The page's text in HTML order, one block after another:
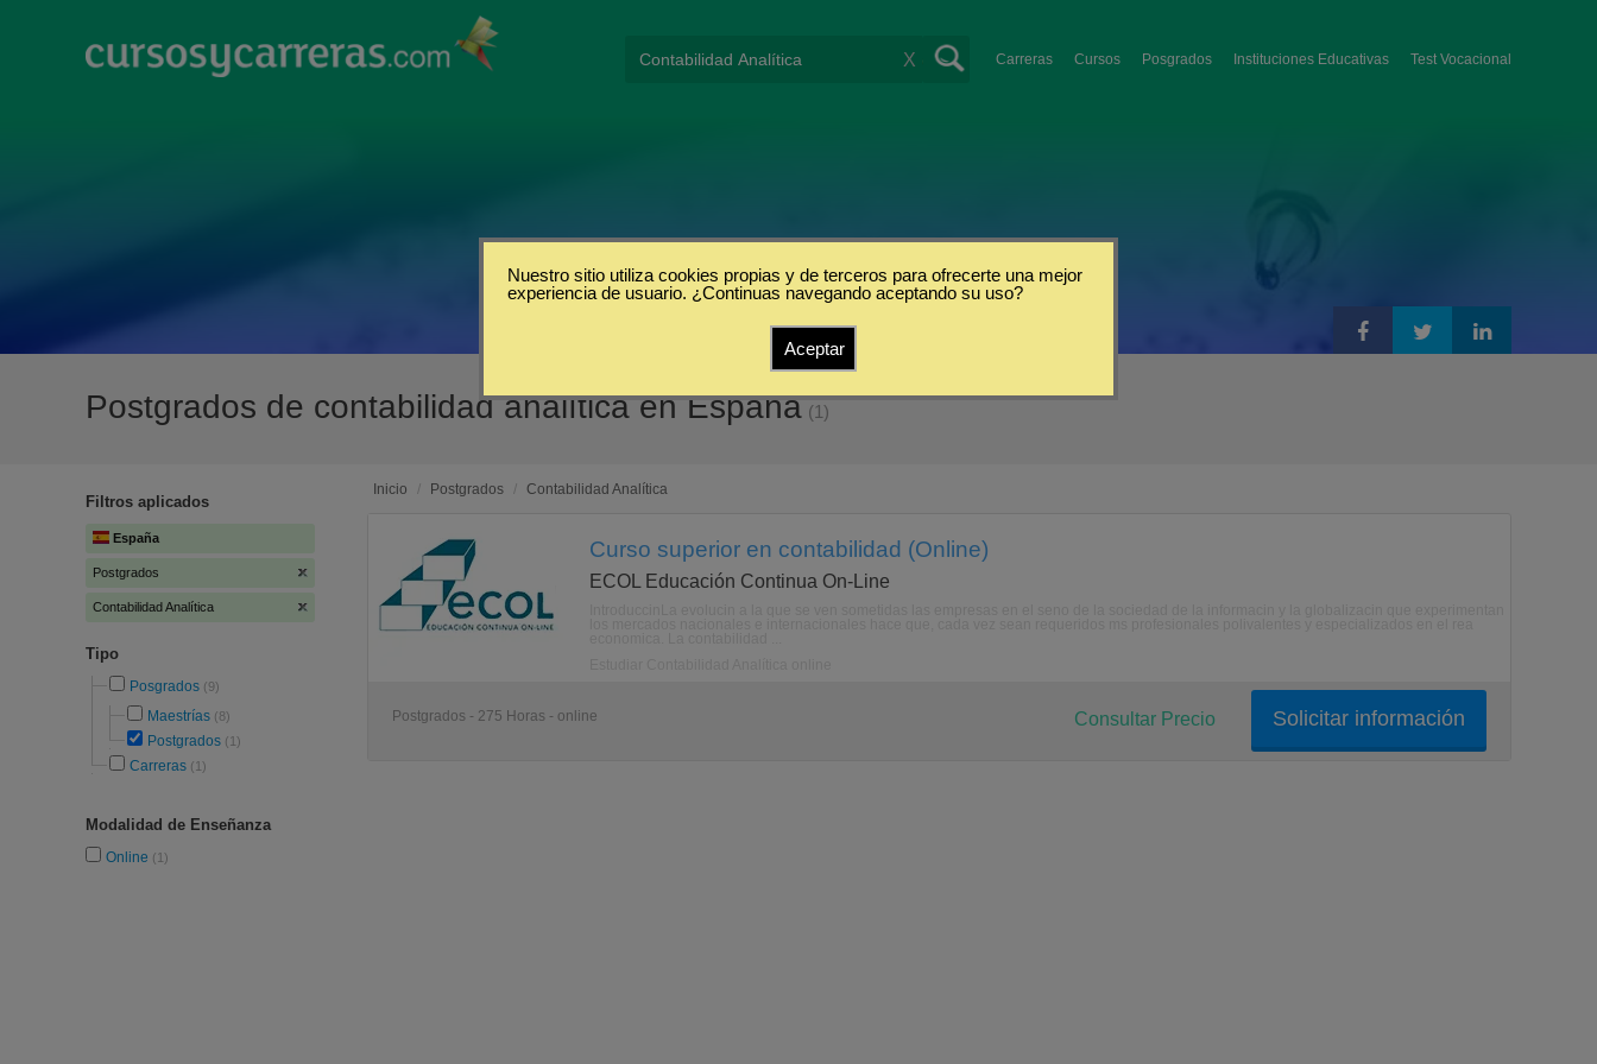
Carreras Cursos Posgrados Instituciones Educativas Test Vocacional
X
Postgrados de contabilidad analítica en España (1)
Filtros aplicados
España
Postgrados
Contabilidad Analítica
Tipo
Posgrados (9)
Maestrías (8)
Postgrados (1)
Carreras (1)
Modalidad de Enseñanza
Online (1)
Inicio / Postgrados / Contabilidad Analítica
Curso superior en contabilidad (Online)
ECOL Educación Continua On-Line
Postgrados - 275 Horas - online Solicitar información
Consultar Precio
Nuestro sitio utiliza cookies propias y de terceros para ofrecerte una mejor
experiencia de usuario. ¿Continuas navegando aceptando su uso?
Aceptar